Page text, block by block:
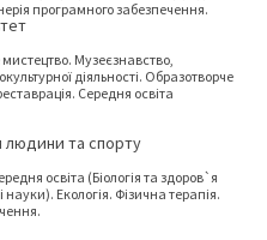
програмного забезпечення.
мистецтво. Музеєзнавство,
діяльності. Образотворче
Середня освіта
людини та спорту
освіта (Біологія та здоров`я
Екологія. Фізична терапія.